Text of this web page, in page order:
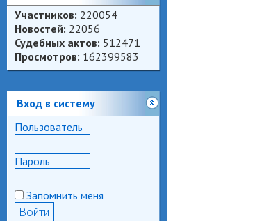
Участников: 220054
Новостей: 22056
Судебных актов: 512471
Просмотров: 162399583
Вход в систему
Пользователь
Пароль
Запомнить меня